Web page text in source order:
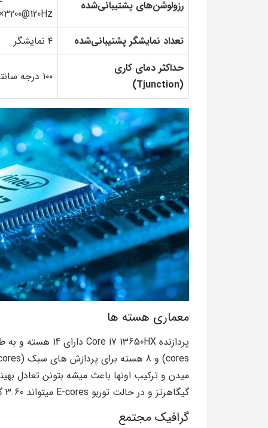
رزولوشن‌های پشتیبانی‌شده
تعداد نمایشگر پشتیبانی‌شده
۴ نمایشگر
حداکثر دمای کاری
(Tjunction)
۱۰۰ درجه سانتی‌گراد
معماری هسته ها
گیگاهرتز و در حالت توربو E-cores میتواند 3.60 گیگاهرتز رو ارائه بده
گرافیک مجتمع